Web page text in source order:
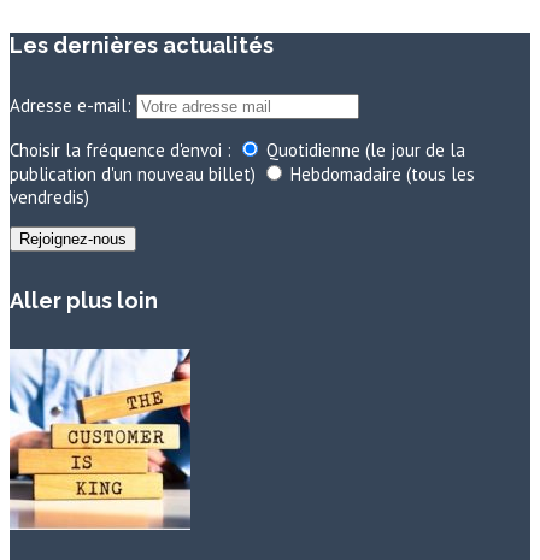
Les dernières actualités
Adresse e-mail:
Choisir la fréquence d'envoi :
Quotidienne (le jour de la
publication d'un nouveau billet)
Hebdomadaire (tous les
vendredis)
Aller plus loin